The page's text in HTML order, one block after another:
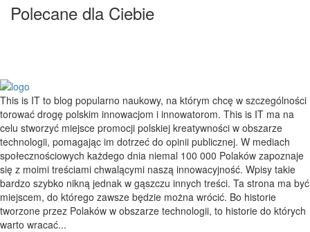
Polecane dla Ciebie
This is IT to blog popularno naukowy, na którym chcę w szczególności
torować drogę polskim innowacjom i innowatorom. This is IT ma na
celu stworzyć miejsce promocji polskiej kreatywności w obszarze
technologii, pomagając im dotrzeć do opinii publicznej. W mediach
społecznościowych każdego dnia niemal 100 000 Polaków zapoznaje
się z moimi treściami chwalącymi naszą innowacyjność. Wpisy takie
bardzo szybko nikną jednak w gąszczu innych treści. Ta strona ma być
miejscem, do którego zawsze będzie można wrócić. Bo historie
tworzone przez Polaków w obszarze technologii, to historie do których
warto wracać...